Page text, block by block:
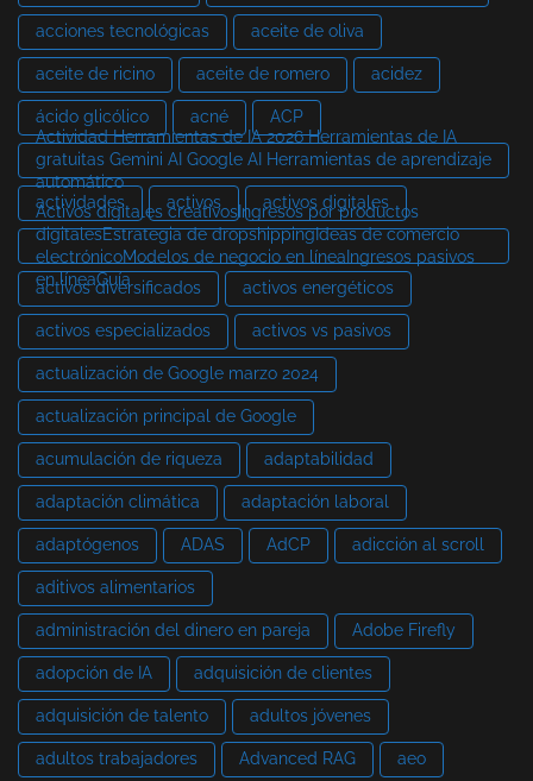
acciones tecnológicas aceite de oliva
aceite de ricino aceite de romero acidez
ácido glicólico acné
ACP
Actividad Herramientas de IA 2026 Herramientas de IA
gratuitas Gemini AI Google AI Herramientas de aprendizaje
automático
actividades
activos activos digitales
Activos digitales creativosIngresos por productos
digitalesEstrategia de dropshippingIdeas de comercio
electrónicoModelos de negocio en líneaIngresos pasivos
en líneaGuía
activos diversificados activos energéticos
activos especializados activos vs pasivos
actualización de Google marzo 2024
actualización principal de Google
acumulación de riqueza adaptabilidad
adaptación climática adaptación laboral
adaptógenos ADAS AdCP adicción al scroll
aditivos alimentarios
administración del dinero en pareja Adobe Firefly
adopción de IA adquisición de clientes
adquisición de talento adultos jóvenes
adultos trabajadores Advanced RAG aeo